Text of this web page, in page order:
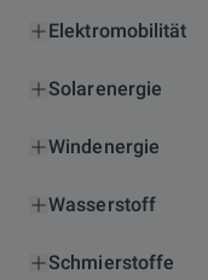
Elektromobilität
Solarenergie
Windenergie
Wasserstoff
Schmierstoffe